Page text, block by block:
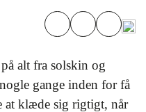
alt fra solskin og
gange inden for få
at klæde sig rigtigt, når